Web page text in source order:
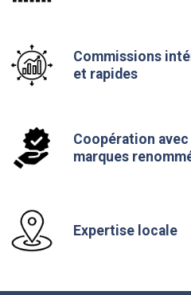
Commissions
et rapides
Coopération avec
marques
Expertise locale